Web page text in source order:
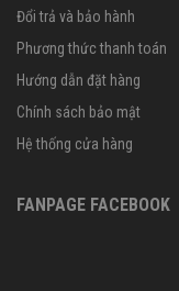
Đổi trả và bảo hành
Phương thức thanh toán
Hướng dẫn đặt hàng
Chính sách bảo mật
Hệ thống cửa hàng
FANPAGE FACEBOOK